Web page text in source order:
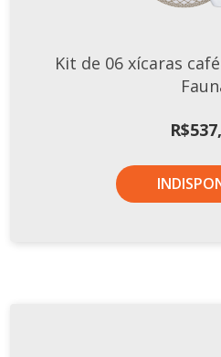
Kit de 06 xícaras
R$